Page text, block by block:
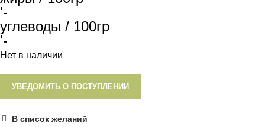
'-
углеводы / 100гр
'-
Нет в наличии
УВЕДОМИТЬ О ПОСТУПЛЕНИИ
В список желаний